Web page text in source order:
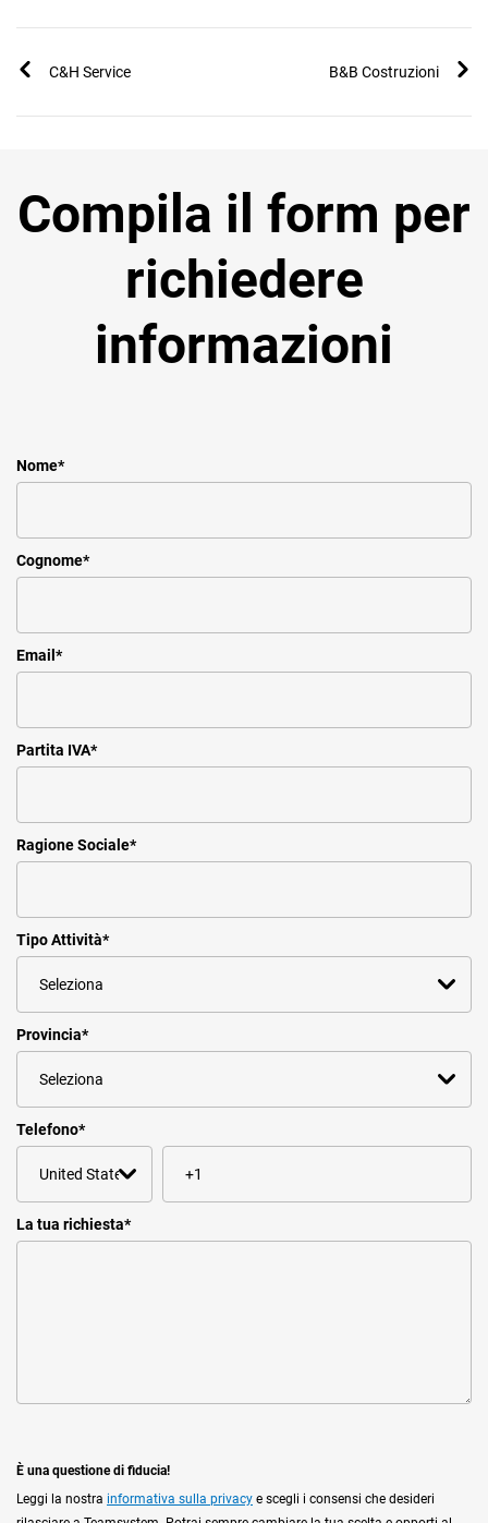
C&H Service B&B Costruzioni
Compila il form per
richiedere
informazioni
Nome*
Cognome*
Email *
Partita IVA*
Ragione Sociale*
Tipo Attività*
Provincia*
Telefono*
La tua richiesta*
È una questione di fiducia!
Leggi la nostra informativa sulla privacy e scegli i consensi che desideri